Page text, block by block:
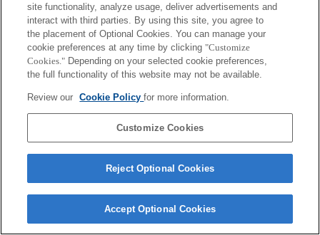
site functionality, analyze usage, deliver advertisements and
interact with third parties. By using this site, you agree to
the placement of Optional Cookies. You can manage your
cookie preferences at any time by clicking "Customize
Cookies." Depending on your selected cookie preferences,
the full functionality of this website may not be available.
Review our Cookie Policyfor more information.
Customize Cookies
Reject Optional Cookies
Accept Optional Cookies